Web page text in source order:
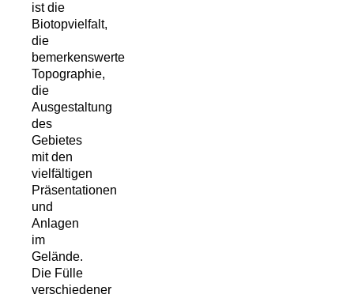
ist die
Biotopvielfalt,
die
bemerkenswerte
Topographie,
die
Ausgestaltung
des
Gebietes
mit den
vielfältigen
Präsentationen
und
Anlagen
im
Gelände.
Die Fülle
verschiedener